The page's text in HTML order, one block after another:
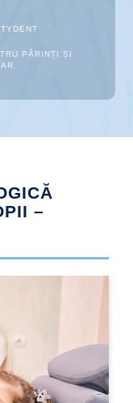
PĂRINȚI ȘI
–